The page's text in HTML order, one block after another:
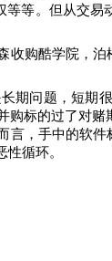
等等。但从交易
购酷学院，
期问题，短
标的过了对
，手中的软
循环。